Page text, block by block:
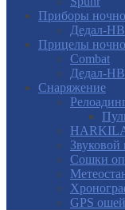
Приборы
Дедал-НВ
Прицелы
Combat
Дедал-НВ
Снаряжение
Сошки
GPS